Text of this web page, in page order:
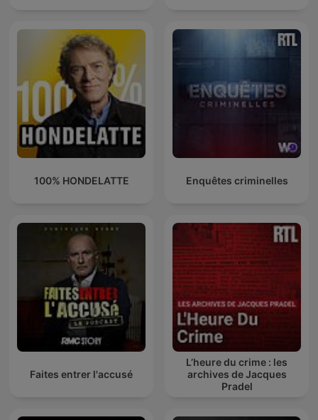
100% HONDELATTE Enquêtes criminelles
Faites entrer l'accusé
L’heure du crime : les
archives de Jacques
Pradel